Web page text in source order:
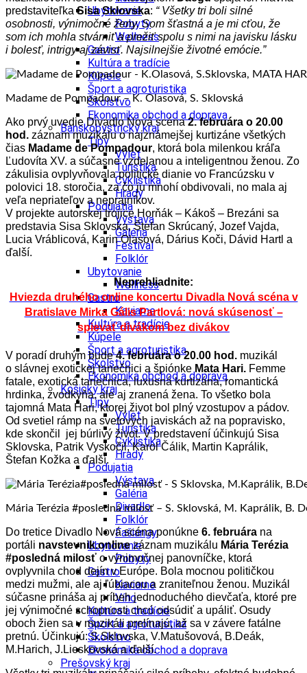
Ubytovanie
Pobyty
Wellness
Gastro
Kultúra a tradície
Kúpele
Šport a agroturistika
Školstvo
Ekonomika obchod a doprava
Banskobystrický kraj
Tipy
Výlet
Turistika
Cyklistika
Hrady
Podujatia
Výstava
Galéria
Festival
Folklór
Ubytovanie
Wellness
Gastro
Kaviarne
Kultúra a tradície
Kúpele
Šport a agroturistika
Školstvo
Ekonomika obchod a doprava
Košický kraj
Tipy
Výlet
Turistika
Cyklistika
Hrady
Podujatia
Výstava
Galéria
Divadlo
Folklór
Fašiangy
Ubytovanie
Pobyty
Gastro
Kaviarne
Víno
Kultúra a tradície
Šport a agroturistika
Školstvo
Ekonomika obchod a doprava
Prešovský kraj
predstaviteľkaSisa Sklovska: “Všetky tri boli silné
osobnosti, výnimočné ženy. Som šťastná a je mi cťou, že
som ich mohla stvárniť a prežiť spolu s nimi na javisku lásku
i bolesť, intrigy aj závisť. Najsilnejšie životné emócie.”
Madame de Pompadour – K. Olasová, S. Sklovská
Ako prvý uvedie Divadlo Nová scéna2. februára o 20.00
hod. záznam muzikálu o najznámejšej kurtizáne všetkých
čias Madame de Pompadour, ktorá bola milenkou kráľa
Ľudovíta XV. a súčasne vzdelanou a inteligentnou ženou. Zo
zákulisia ovplyvňovala politické dianie vo Francúzsku v
polovici 18. storočia, za čo ju mnohí obdivovali, no mala aj
veľa nepriateľov a neprajníkov.
V projekte autorskej trojice Horňák – Kákoš – Brezáni sa
predstavia Sisa Sklovska, Štefan Skrúcaný, Jozef Vajda,
Lucia Vráblicová, Karin Olasová, Dárius Koči, Dávid Hartl a
ďalší.
Neprehliadnite:
Hviezda druhého online koncertu Divadla Nová scéna v
Bratislave Mirka Gális Partlová: nová skúsenosť –
spievať divákom bez divákov
V poradí druhým bude4. februára o 20.00 hod. muzikál
o slávnej exotickej tanečnici a špiónke Mata Hari. Femme
fatale, exotická tanečnica, luxusná kurtizána, romantická
hrdinka, zvodkyňa, ale aj zranená žena. To všetko bola
tajomná Mata Hari, ktorej život bol plný vzostupov a pádov.
Od svetiel rámp na svetových javiskách až na popravisko,
kde skončil jej búrlivý život. V predstavení účinkujú Sisa
Sklovska, Patrik Vyskočil, Karol Čálik, Martin Kaprálik,
Štefan Kožka a ďalší.
Mária Terézia #posledná milosť – S. Sklovská, M. Kaprálik, B.
Do tretice Divadlo Nová scéna ponúkne 6. februára na
portáli navstevnik.onlinezáznam muzikálu Mária Terézia
#posledná milosť o výnimočnej panovníčke, ktorá
ovplyvnila chod dejín v Európe. Bola mocnou političkou
medzi mužmi, ale aj ľúbiacou a zraniteľnou ženou. Muzikál
súčasne prináša aj príbeh jednoduchého dievčaťa, ktoré pre
jej výnimočné schopnosti chcú odsúdiť a upáliť. Osudy
oboch žien sa v muzikáli prelínajú, až sa v závere fatálne
pretnú. Účinkujú: S.Sklovska, V.Matušovová, B.Deák,
M.Harich, J.Lieskovská a ďalší.